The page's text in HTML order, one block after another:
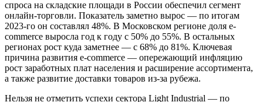
спроса на складские площади в России обеспечил сегмент
онлайн-торговли. Показатель заметно вырос — по итогам
2023-го он составлял 48%. В Московском регионе доля e-
commerce выросла год к году с 50% до 55%. В остальных
регионах рост куда заметнее — с 68% до 81%. Ключевая
причина развития e-commerce — опережающий инфляцию
рост заработных плат населения и расширение ассортимента,
а также развитие доставки товаров из-за рубежа.
Нельзя не отметить успехи сектора Light Industrial — по